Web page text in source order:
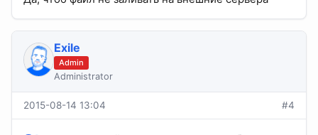
Exile
Admin
Administrator
2015-08-14 13:04 #4